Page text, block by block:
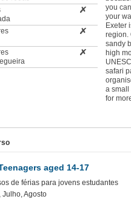
you
your
Exeter
region.
sandy
high
safari
a small
for
aged 14-17
de férias para jovens estudantes
Julho, Agosto